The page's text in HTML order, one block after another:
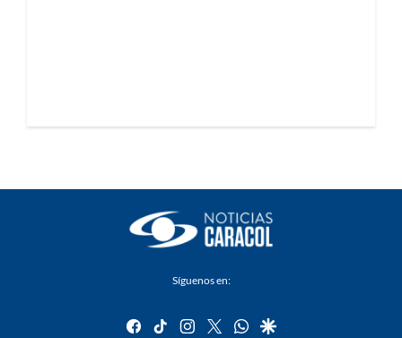
Síguenos en:
facebook
tiktok instagram
twitterwhatsapp
google